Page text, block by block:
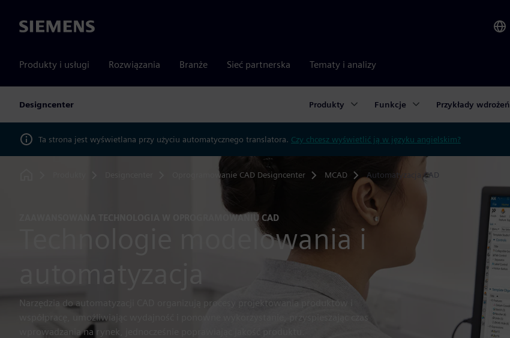
Siemens
Produkty i usługi Rozwiązania Branże Sieć partnerska Tematy i analizy
Designcenter Produkty Funkcje Przykłady wdrożeń
Ta strona jest wyświetlana przy użyciu automatycznego translatora. Czy chcesz wyświetlić ją w języku angielskim?
Oprogramowanie CAD Designcenter MCAD Automatyzacja CAD
ZAAWANSOWANA TECHNOLOGIA W OPROGRAMOWANIU CAD
Technologie modelowania i
Narzędzia do automatyzacji CAD organizują procesy projektowania produktów i
współpracę, umożliwiając wydajność i ponowne wykorzystanie, przyspieszając czas
wprowadzania na rynek, jednocześnie poprawiając jakość produktu.